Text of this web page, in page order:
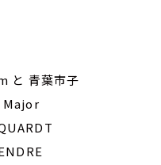
と 青葉市子